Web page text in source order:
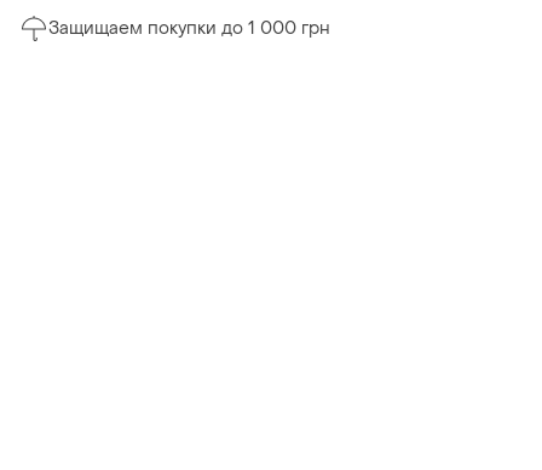
Защищаем покупки до 1 000 грн